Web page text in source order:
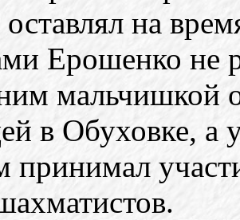
оставлял на
Ерошенко не
мальчишкой
в Обуховке, а
принимал